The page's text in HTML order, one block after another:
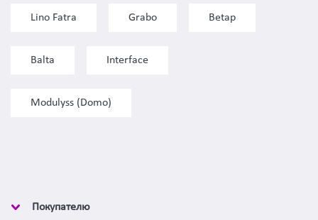
Lino Fatra Grabo Betap
Balta Interface
Modulyss (Domo)
Покупателю